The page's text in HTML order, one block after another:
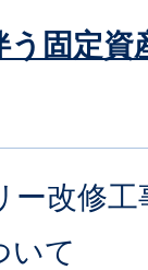
固定資
ー改修
いて